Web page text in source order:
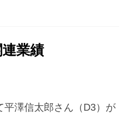
業績
平澤信太郎さん（D3）が